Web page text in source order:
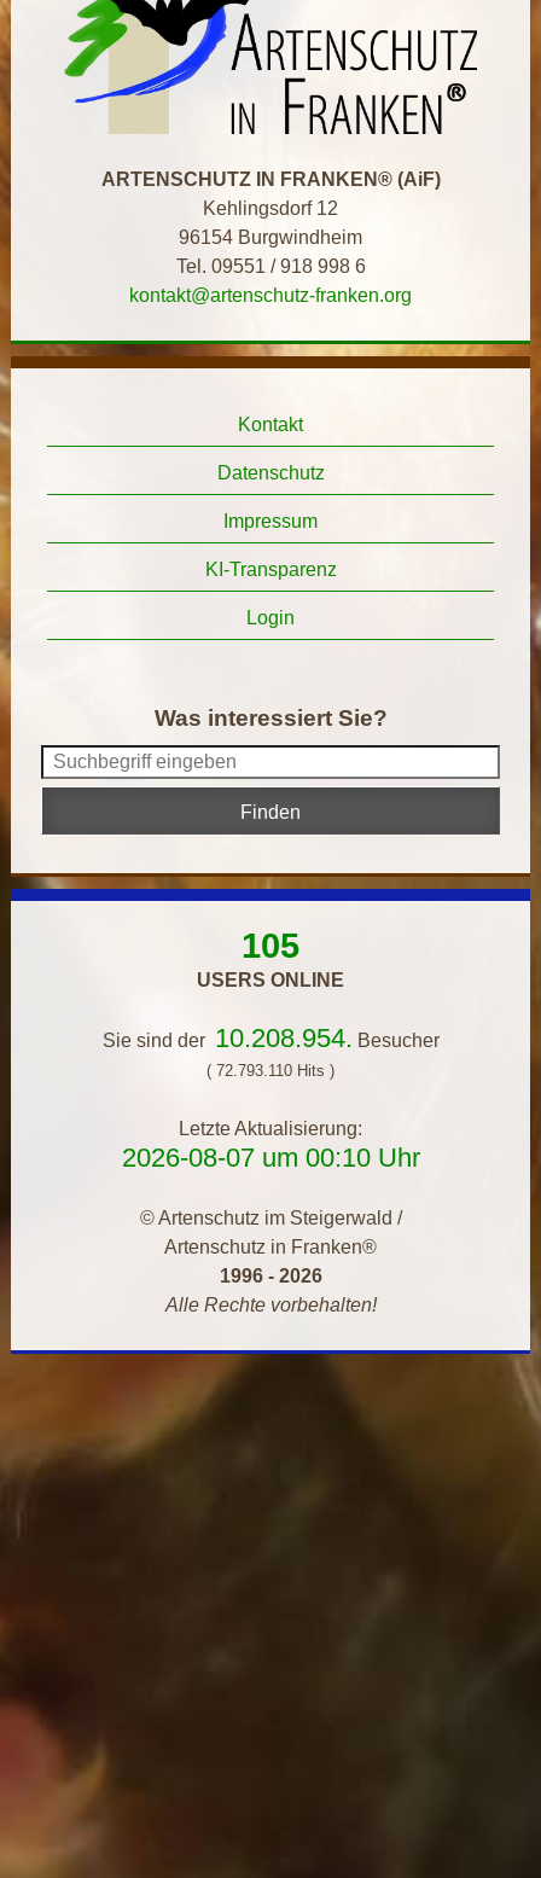
ARTENSCHUTZ IN FRANKEN® (AiF)
Kehlingsdorf 12
96154 Burgwindheim
Tel. 09551 / 918 998 6
kontakt@artenschutz-franken.org
Kontakt
Datenschutz
Impressum
KI-Transparenz
Login
Was interessiert Sie?
105
USERS ONLINE
Sie sind der 10.208.954. Besucher
( 72.793.110 Hits )
Letzte Aktualisierung:
2026-08-07 um 00:10 Uhr
© Artenschutz im Steigerwald /
Artenschutz in Franken®
1996 - 2026
Alle Rechte vorbehalten!